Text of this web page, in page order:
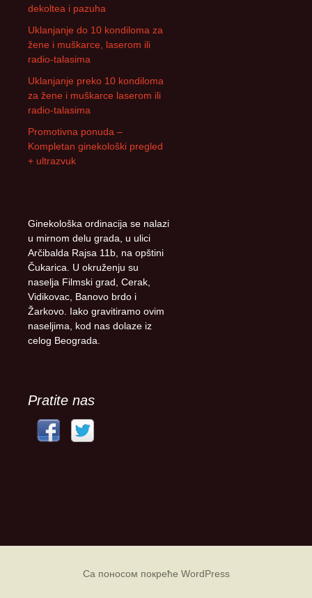
dekoltea i pazuha
Uklanjanje do 10 kondiloma za
žene i muškarce, laserom ili
radio-talasima
Uklanjanje preko 10 kondiloma
za žene i muškarce laserom ili
radio-talasima
Promotivna ponuda –
Kompletan ginekološki pregled
+ ultrazvuk
Ginekološka ordinacija se nalazi
u mirnom delu grada, u ulici
Arčibalda Rajsa 11b, na opštini
Čukarica. U okruženju su
naselja Filmski grad, Cerak,
Vidikovac, Banovo brdo i
Žarkovo. Iako gravitiramo ovim
naseljima, kod nas dolaze iz
celog Beograda.
Pratite nas
Са поносом покреће WordPress